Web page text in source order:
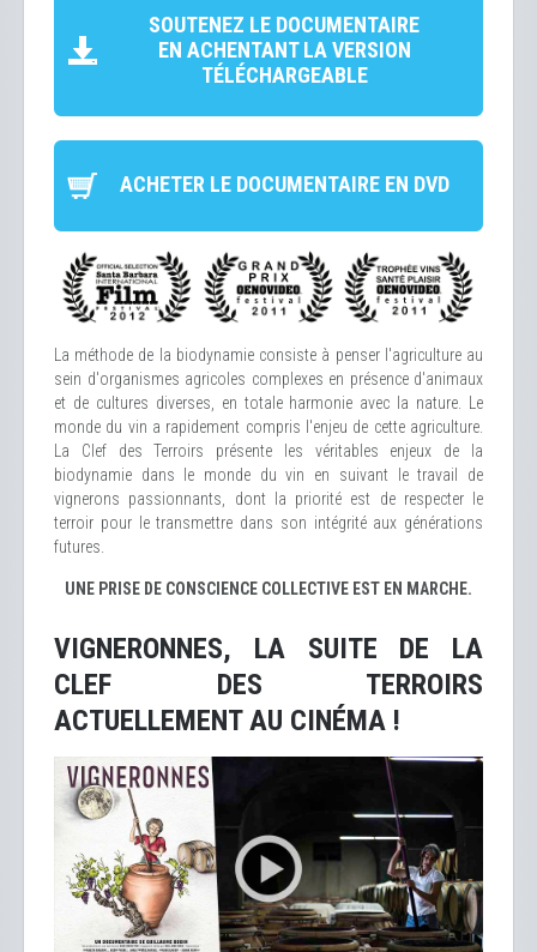
SOUTENEZ LE DOCUMENTAIRE
EN ACHENTANT LA VERSION
TÉLÉCHARGEABLE
ACHETER LE DOCUMENTAIRE EN DVD
La méthode de la biodynamie consiste à penser l'agriculture au
sein d'organismes agricoles complexes en présence d'animaux
et de cultures diverses, en totale harmonie avec la nature. Le
monde du vin a rapidement compris l'enjeu de cette agriculture.
La Clef des Terroirs présente les véritables enjeux de la
biodynamie dans le monde du vin en suivant le travail de
vignerons passionnants, dont la priorité est de respecter le
terroir pour le transmettre dans son intégrité aux générations
futures.
UNE PRISE DE CONSCIENCE COLLECTIVE EST EN MARCHE.
VIGNERONNES, LA SUITE DE LA
CLEF DES TERROIRS
ACTUELLEMENT AU CINÉMA !